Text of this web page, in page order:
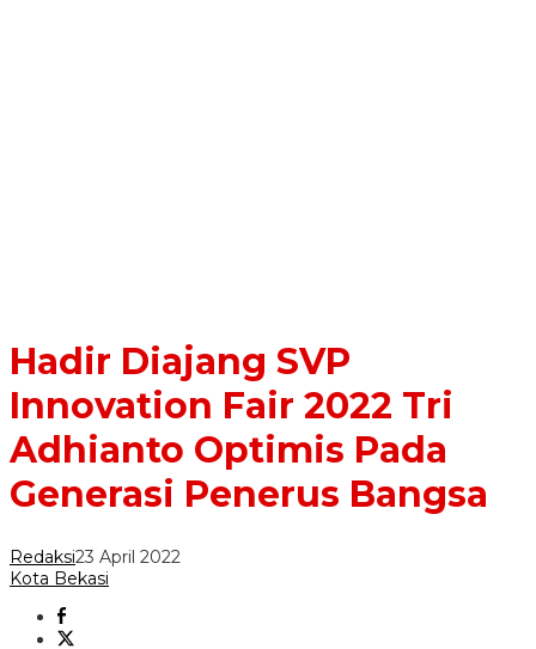
Hadir Diajang SVP
Innovation Fair 2022 Tri
Adhianto Optimis Pada
Generasi Penerus Bangsa
Redaksi23 April 2022
Kota Bekasi